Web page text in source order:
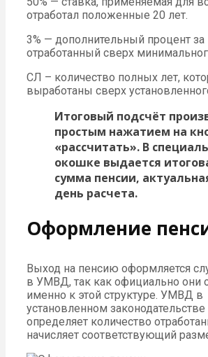
отработал положенные 20 лет.
3% — дополнительный процент
отработанный сверх
СЛ – количество полных лет,
выработаны сверх
Итоговый подсчёт
простым нажатием на
«рассчитать». В
окошке выдается
сумма пенсии,
день расчета.
Оформление
Выход на пенсию оформляется
в УМВД, так как официально они
именно к этой структуре. УМВД в
установленном
определяет количество
начисляет соответствующий